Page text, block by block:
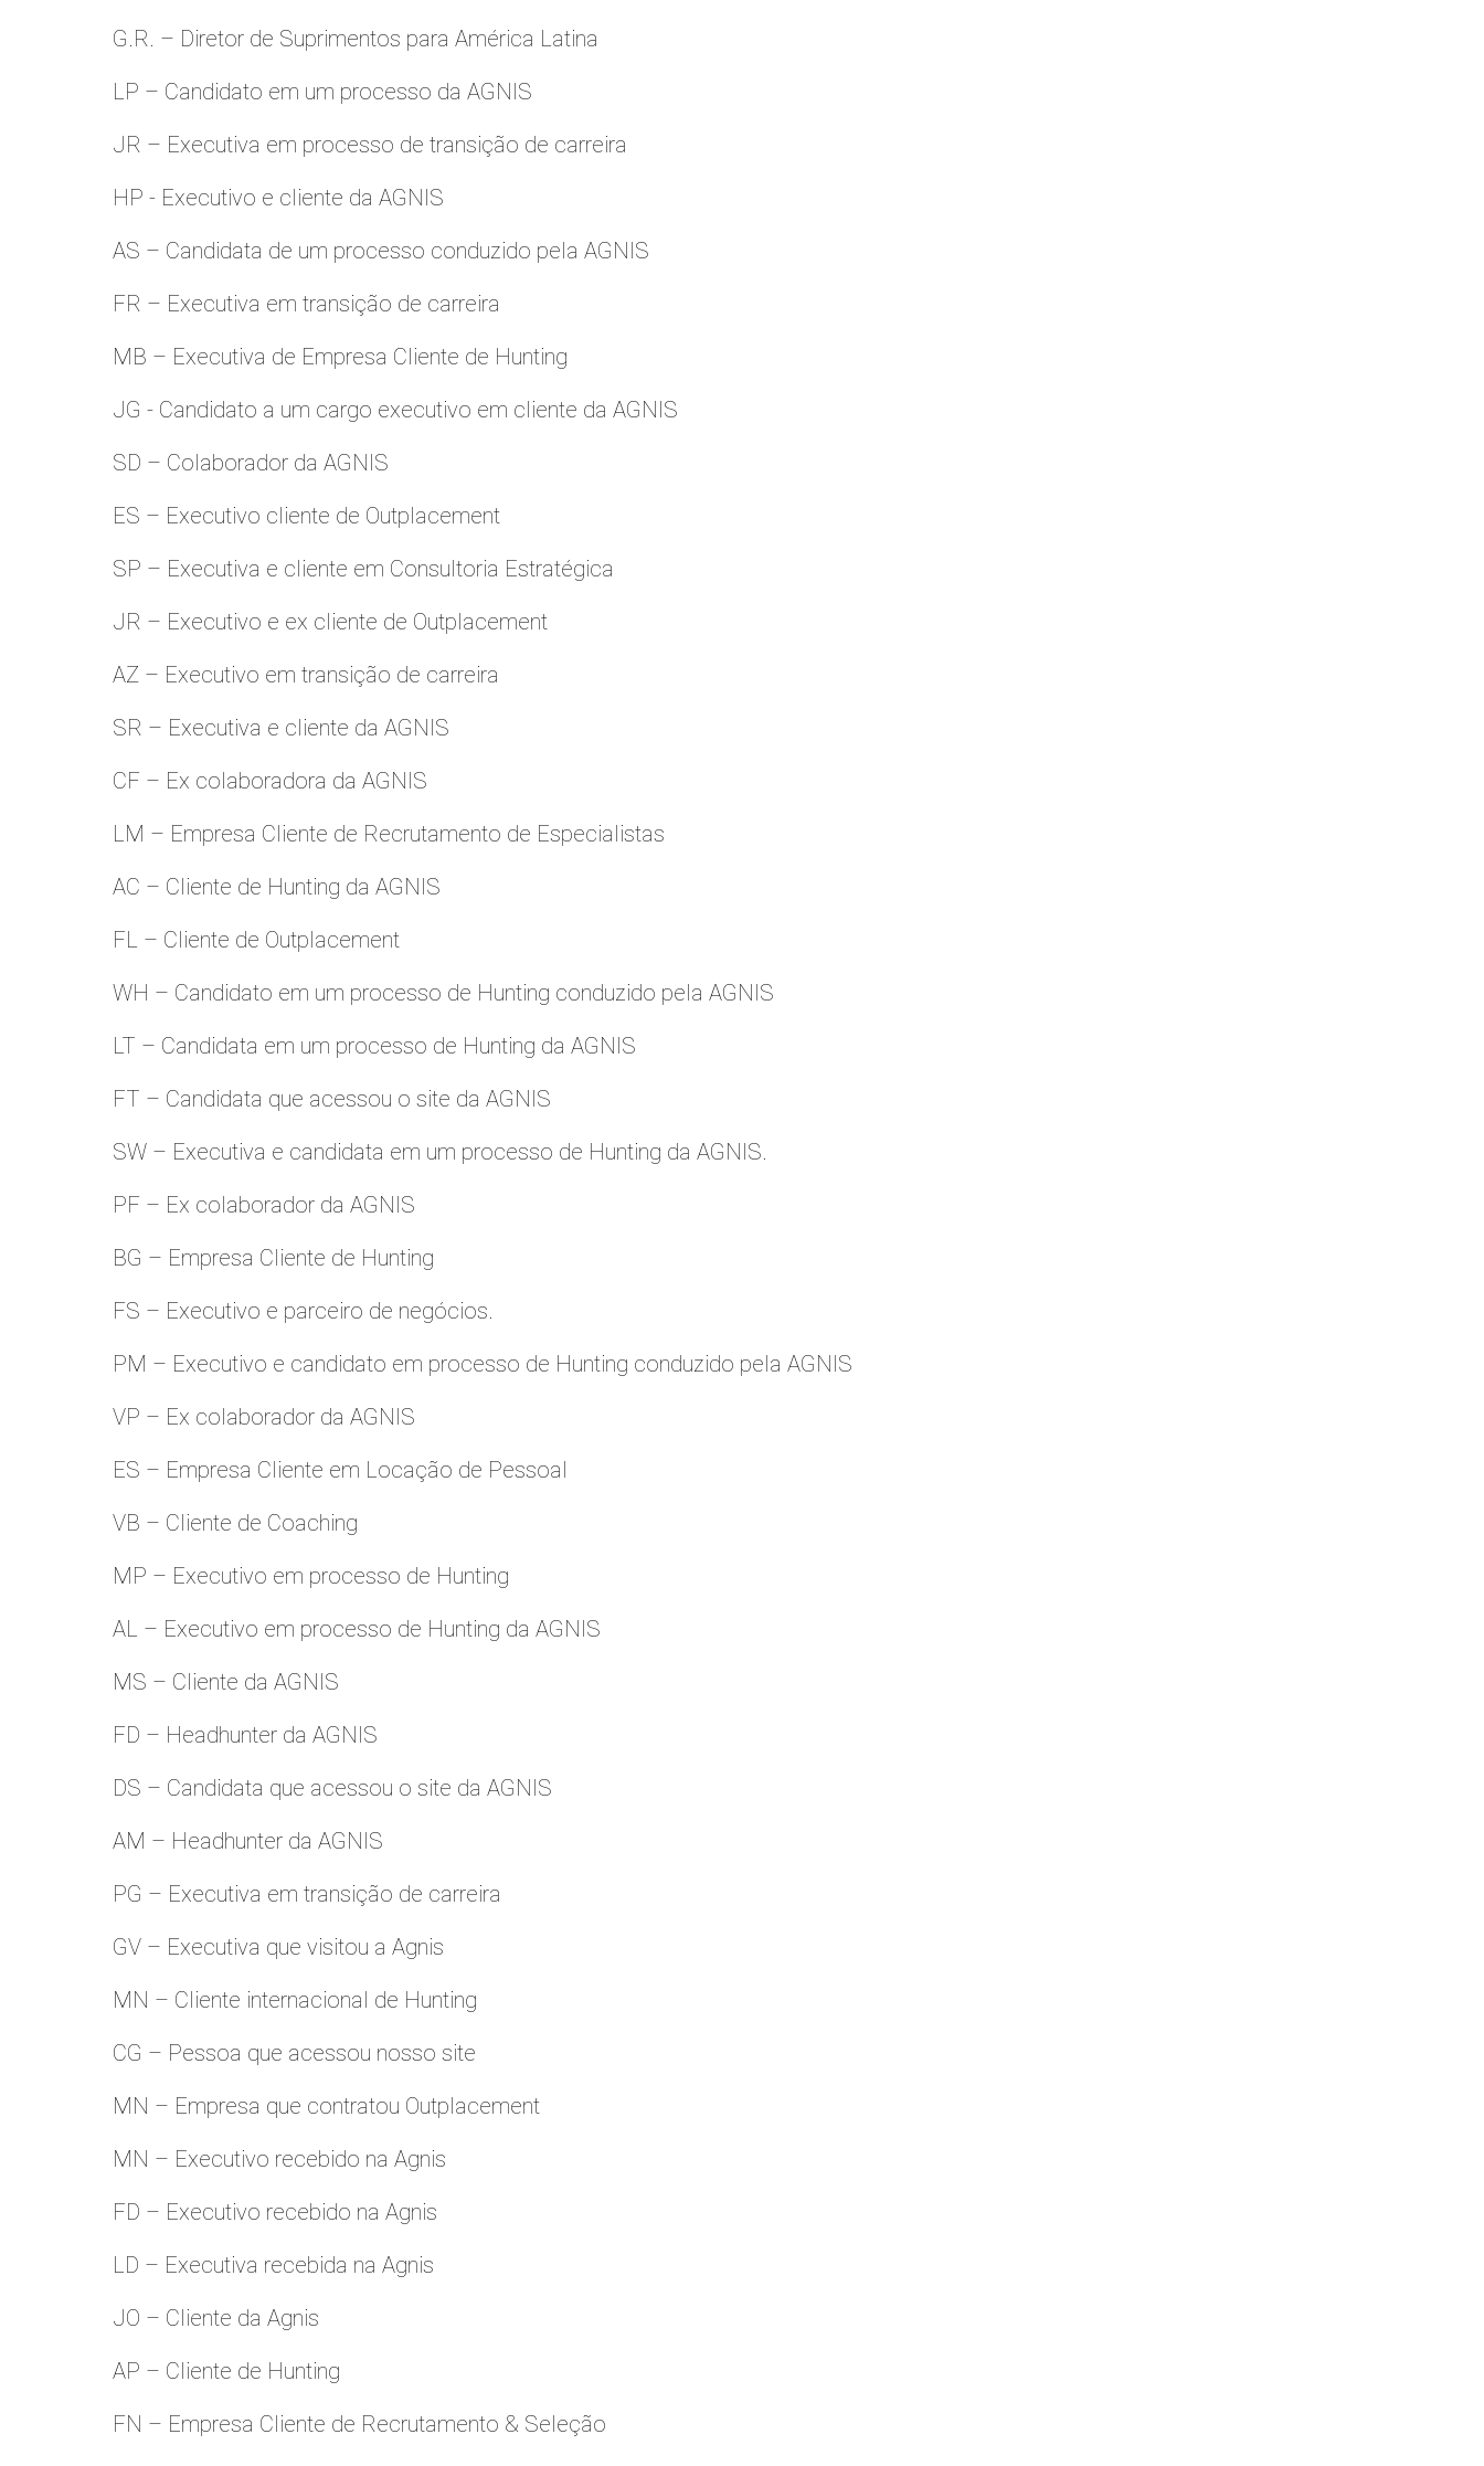
G.R. – Diretor de Suprimentos para América Latina
LP – Candidato em um processo da AGNIS
JR – Executiva em processo de transição de carreira
HP - Executivo e cliente da AGNIS
AS – Candidata de um processo conduzido pela AGNIS
FR – Executiva em transição de carreira
MB – Executiva de Empresa Cliente de Hunting
JG - Candidato a um cargo executivo em cliente da AGNIS
SD – Colaborador da AGNIS
ES – Executivo cliente de Outplacement
SP – Executiva e cliente em Consultoria Estratégica
JR – Executivo e ex cliente de Outplacement
AZ – Executivo em transição de carreira
SR – Executiva e cliente da AGNIS
CF – Ex colaboradora da AGNIS
LM – Empresa Cliente de Recrutamento de Especialistas
AC – Cliente de Hunting da AGNIS
FL – Cliente de Outplacement
WH – Candidato em um processo de Hunting conduzido pela AGNIS
LT – Candidata em um processo de Hunting da AGNIS
FT – Candidata que acessou o site da AGNIS
SW – Executiva e candidata em um processo de Hunting da AGNIS.
PF – Ex colaborador da AGNIS
BG – Empresa Cliente de Hunting
FS – Executivo e parceiro de negócios.
PM – Executivo e candidato em processo de Hunting conduzido pela AGNIS
VP – Ex colaborador da AGNIS
ES – Empresa Cliente em Locação de Pessoal
VB – Cliente de Coaching
MP – Executivo em processo de Hunting
AL – Executivo em processo de Hunting da AGNIS
MS – Cliente da AGNIS
FD – Headhunter da AGNIS
DS – Candidata que acessou o site da AGNIS
AM – Headhunter da AGNIS
PG – Executiva em transição de carreira
GV – Executiva que visitou a Agnis
MN – Cliente internacional de Hunting
CG – Pessoa que acessou nosso site
MN – Empresa que contratou Outplacement
MN – Executivo recebido na Agnis
FD – Executivo recebido na Agnis
LD – Executiva recebida na Agnis
JO – Cliente da Agnis
AP – Cliente de Hunting
FN – Empresa Cliente de Recrutamento & Seleção